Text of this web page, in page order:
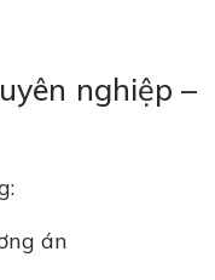
nghiệp –
án